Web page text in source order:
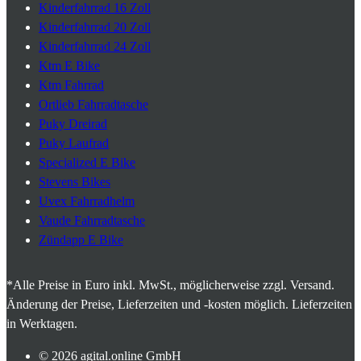
Kinderfahrrad 16 Zoll
Kinderfahrrad 20 Zoll
Kinderfahrrad 24 Zoll
Ktm E Bike
Ktm Fahrrad
Ortlieb Fahrradtasche
Puky Dreirad
Puky Laufrad
Specialized E Bike
Stevens Bikes
Uvex Fahrradhelm
Vaude Fahrradtasche
Zündapp E Bike
*Alle Preise in Euro inkl. MwSt., möglicherweise zzgl. Versand.
Änderung der Preise, Lieferzeiten und -kosten möglich. Lieferzeiten
in Werktagen.
© 2026 agital.online GmbH